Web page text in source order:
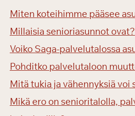
Miten koteihimme pääsee
Millaisia senioriasunnot ovat?
Voiko Saga-palvelutalossa
Pohditko palvelutaloon
Mitä tukia ja vähennyksiä voi
Mikä ero on senioritalolla,